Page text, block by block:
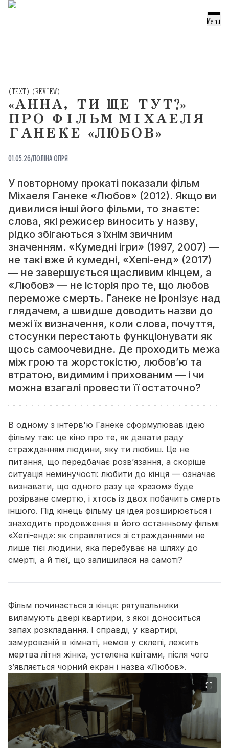
Menu
ПІДБІРКИ
ПРОЕКТ
(TELEGRAM)
ІНСТАГРАМ
(INSTAGRAM)
(TEXT ) ( REVIEW)
«АННА, ТИ ЩЕ ТУТ?»
ПРО ФІЛЬМ МІХАЕЛЯ
ГАНЕКЕ «ЛЮБОВ»
01.05.26/ ПОЛІНА ОПРЯ
У повторному прокаті показали фільм
Міхаеля Ганеке «Любов» (2012). Якщо ви
дивилися інші його фільми, то знаєте:
слова, які режисер виносить у назву,
рідко збігаються з їхнім звичним
значенням. «Кумедні ігри» (1997, 2007) —
не такі вже й кумедні, «Хепі-енд» (2017)
— не завершується щасливим кінцем, а
«Любов» — не історія про те, що любов
переможе смерть. Ганеке не іронізує над
глядачем, а швидше доводить назви до
межі їх визначення, коли слова, почуття,
стосунки перестають функціонувати як
щось самоочевидне. Де проходить межа
між грою та жорстокістю, любов’ю та
втратою, видимим і прихованим — і чи
можна взагалі провести її остаточно?
В одному з інтерв'ю Ганеке сформулював ідею
фільму так: це кіно про те, як давати раду
стражданням людини, яку ти любиш. Це не
питання, що передбачає розв’язання, а скоріше
ситуація неминучості: любити до кінця — означає
визнавати, що одного разу це «разом» буде
розірване смертю, і хтось із двох побачить смерть
іншого. Під кінець фільму ця ідея розширюється і
знаходить продовження в його останньому фільмі
«Хепі-енд»: як справлятися зі стражданнями не
лише тієї людини, яка перебуває на шляху до
смерті, а й тієї, що залишилася на самоті?
Фільм починається з кінця: рятувальники
виламують двері квартири, з якої доноситься
запах розкладання. І справді, у квартирі,
замурованій в кімнаті, немов у склепі, лежить
мертва літня жінка, устелена квітами, після чого
з’являється чорний екран і назва «Любов».
⛶